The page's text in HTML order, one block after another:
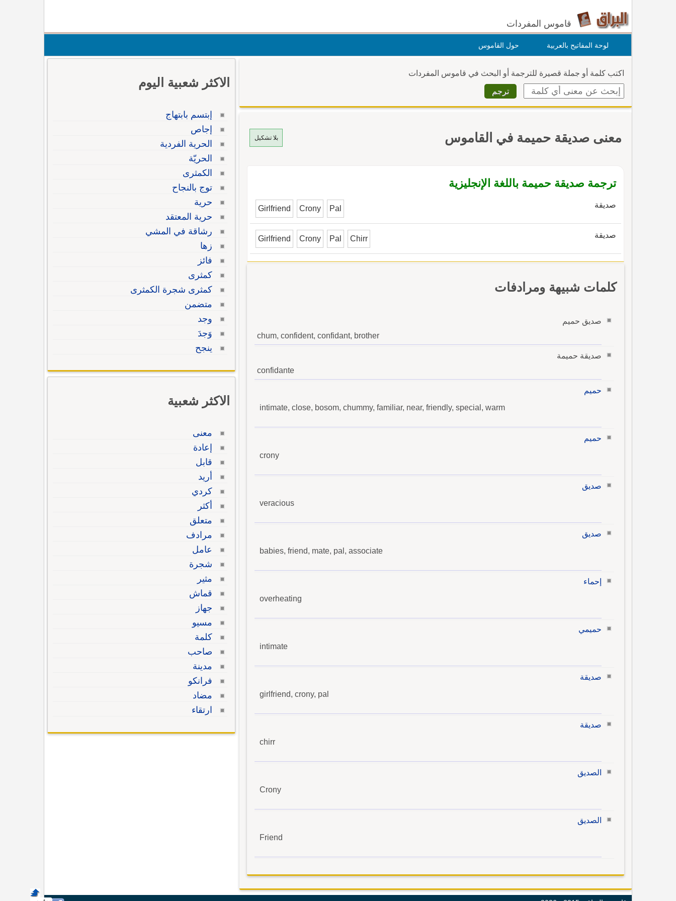
قاموس المفردات
لوحة المفاتيح بالعربية حول القاموس
اكتب كلمة أو جملة قصيرة للترجمة أو البحث في قاموس المفردات
بلا تشكيل معنى صديقة حميمة في القاموس
ترجمة صديقة حميمة باللغة الإنجليزية
صديقة Girlfriend Crony Pal
صديقة Girlfriend Crony Pal Chirr
كلمات شبيهة ومرادفات
صديق حميم
chum, confident, confidant, brother
صديقة حميمة
confidante
حميم
intimate, close, bosom, chummy, familiar, near, friendly, special, warm
حميم
crony
صديق
veracious
صديق
babies, friend, mate, pal, associate
إحماء
overheating
حميمي
intimate
صديقة
girlfriend, crony, pal
صديقة
chirr
الصديق
Crony
الصديق
Friend
الاكثر شعبية اليوم
إبتسم بابتهاج
إجاص
الحرية الفردية
الحريّة
الكمثرى
توج بالنجاح
حرية
حرية المعتقد
رشاقة في المشي
زها
فائز
كمثرى
كمثرى شجرة الكمثرى
متضمن
وجد
وَجدَ
ينجح
الاكثر شعبية
معنى
إعادة
قابل
أريد
كردي
أكثر
متعلق
مرادف
عامل
شجرة
مثير
قماش
جهاز
مسيو
كلمة
صاحب
مدينة
فرانكو
مضاد
ارتقاء